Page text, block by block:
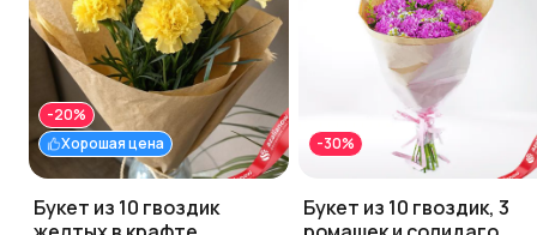
Хорошая цена
-20%
Букет из 10 гвоздик
-30%
Букет из 10 гвоздик, 3